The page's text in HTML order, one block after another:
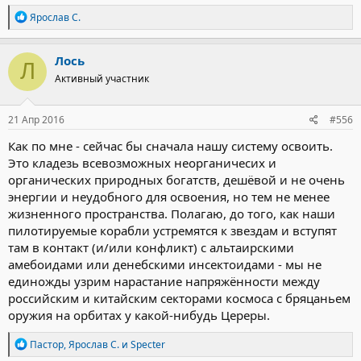
Р
е
а
к
ц
и
и
:
Ярослав С.
Л Лось
Активный участник
21 Апр 2016 #556
Как по мне - сейчас бы сначала нашу систему освоить.
Это кладезь всевозможных неорганичесих и
органических природных богатств, дешёвой и не очень
энергии и неудобного для освоения, но тем не менее
жизненного пространства. Полагаю, до того, как наши
пилотируемые корабли устремятся к звездам и вступят
там в контакт (и/или конфликт) с альтаирскими
амебоидами или денебскими инсектоидами - мы не
единожды узрим нарастание напряжённости между
российским и китайским секторами космоса с бряцаньем
оружия на орбитах у какой-нибудь Цереры.
Р
е
Пастор,Ярослав С. и Specter